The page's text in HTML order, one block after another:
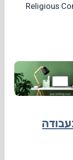
Religious